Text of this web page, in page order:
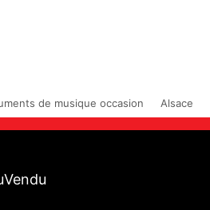
de musique occasion Alsace